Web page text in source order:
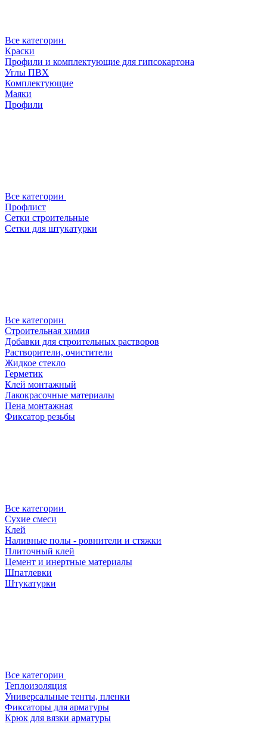
Все категории
Краски
Профили и комплектующие для гипсокартона
Углы ПВХ
Комплектующие
Маяки
Профили
Все категории
Профлист
Сетки строительные
Сетки для штукатурки
Все категории
Строительная химия
Добавки для строительных растворов
Растворители, очистители
Жидкое стекло
Герметик
Клей монтажный
Лакокрасочные материалы
Пена монтажная
Фиксатор резьбы
Все категории
Сухие смеси
Клей
Наливные полы - ровнители и стяжки
Плиточный клей
Цемент и инертные материалы
Шпатлевки
Штукатурки
Все категории
Теплоизоляция
Универсальные тенты, пленки
Фиксаторы для арматуры
Крюк для вязки арматуры